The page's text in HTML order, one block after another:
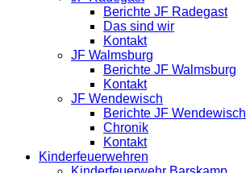
Berichte JF Radegast
Das sind wir
Kontakt
JF Walmsburg
Berichte JF Walmsburg
Kontakt
JF Wendewisch
Berichte JF Wendewisch
Chronik
Kontakt
Kinderfeuerwehren